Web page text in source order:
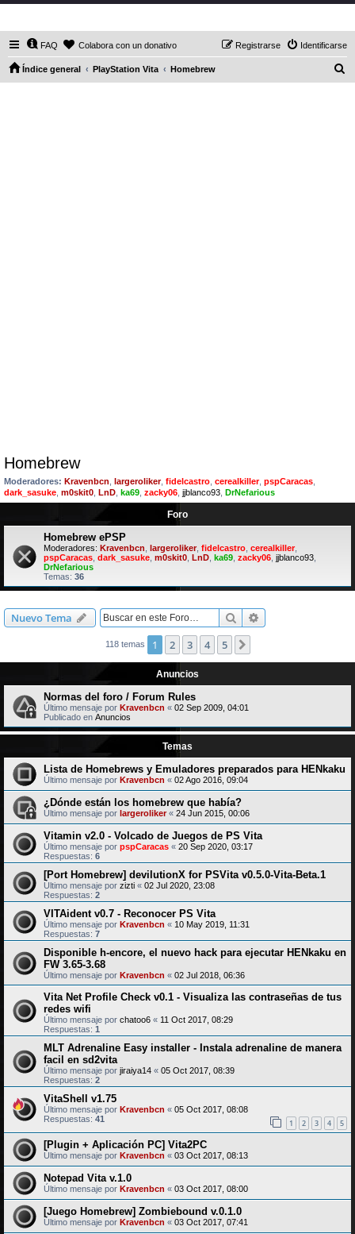
FAQ Colabora con un donativo Identificarse
Registrarse
Índice general PlayStation Vita Homebrew
Homebrew
Moderadores: Kravenbcn largeroliker, fidelcastro cerealkiller, pspCaracas
dark_sasuke m0skit0 LnD ka69 zacky06 jjblanco93 DrNefarious
Foro
Homebrew ePSP
Moderadores: Kravenbcn largeroliker, fidelcastro cerealkiller,
pspCaracas dark_sasuke m0skit0 LnD ka69 zacky06 jjblanco93
DrNefarious
Temas: 36
Nuevo Tema Buscar
118 temas 1 2 3 4 5
Anuncios
Normas del foro / Forum Rules
Último mensaje por Kravenbcn « 02 Sep 2009, 04:01
Publicado en Anuncios
Temas
Lista de Homebrews y Emuladores preparados para HENkaku
Último mensaje por Kravenbcn « 02 Ago 2016, 09:04
¿Dónde están los homebrew que había?
Último mensaje por largeroliker« 24 Jun 2015, 00:06
Vitamin v2.0 - Volcado de Juegos de PS Vita
Último mensaje por pspCaracas « 20 Sep 2020, 03:17
Respuestas: 6
[Port Homebrew] devilutionX for PSVita v0.5.0-Vita-Beta.1
Último mensaje por zizti « 02 Jul 2020, 23:08
Respuestas: 2
VITAident v0.7 - Reconocer PS Vita
Último mensaje por Kravenbcn « 10 May 2019, 11:31
Respuestas: 7
Disponible h-encore, el nuevo hack para ejecutar HENkaku en
FW 3.65-3.68
Último mensaje por Kravenbcn « 02 Jul 2018, 06:36
Vita Net Profile Check v0.1 - Visualiza las contraseñas de tus
redes wifi
Último mensaje por chatoo6 « 11 Oct 2017, 08:29
Respuestas: 1
MLT Adrenaline Easy installer - Instala adrenaline de manera
facil en sd2vita
Último mensaje por jiraiya14 « 05 Oct 2017, 08:39
Respuestas: 2
VitaShell v1.75
Último mensaje por Kravenbcn « 05 Oct 2017, 08:08
Respuestas: 41 1 2 3 4 5
[Plugin + Aplicación PC] Vita2PC
Último mensaje por Kravenbcn « 03 Oct 2017, 08:13
Notepad Vita v.1.0
Último mensaje por Kravenbcn « 03 Oct 2017, 08:00
[Juego Homebrew] Zombiebound v.0.1.0
Último mensaje por Kravenbcn « 03 Oct 2017, 07:41